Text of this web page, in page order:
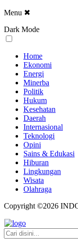
Menu ✖
Dark Mode
Home
Ekonomi
Energi
Minerba
Politik
Hukum
Kesehatan
Daerah
Internasional
Teknologi
Opini
Sains & Edukasi
Hiburan
Lingkungan
Wisata
Olahraga
Copyright ©2026